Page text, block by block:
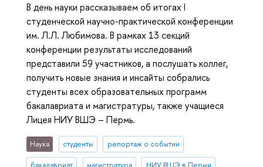
В день науки рассказываем об итогах I
студенческой научно-практической конференции
им. Л.Л. Любимова. В рамках 13 секций
конференции результаты исследований
представили 59 участников, а послушать коллег,
получить новые знания и инсайты собрались
студенты всех образовательных программ
бакалавриата и магистратуры, также учащиеся
Лицея НИУ ВШЭ – Пермь.
Наука студенты репортаж о событии